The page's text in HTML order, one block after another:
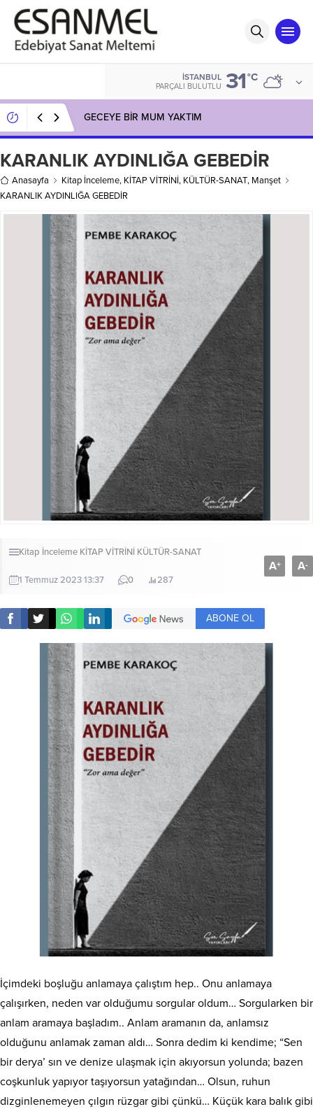
İSTANBUL
PARÇALI BULUTLU 31°C
GECEYE BİR MUM YAKTIM
KARANLIK AYDINLIĞA GEBEDİR
Anasayfa Kitap İnceleme, KİTAP VİTRİNİ, KÜLTÜR-SANAT, Manşet
KARANLIK AYDINLIĞA GEBEDİR
Kitap İnceleme KİTAP VİTRİNİ KÜLTÜR-SANAT
1 Temmuz 2023 13:37 0 287
A+ A-
ABONE OL
İçimdeki boşluğu anlamaya çalıştım hep.. Onu anlamaya
çalışırken, neden var olduğumu sorgular oldum… Sorgularken bir
anlam aramaya başladım.. Anlam aramanın da, anlamsız
olduğunu anlamak zaman aldı… Sonra dedim ki kendime; “Sen
bir derya’ sın ve denize ulaşmak için akıyorsun yolunda; bazen
coşkunluk yapıyor taşıyorsun yatağından… Olsun, ruhun
dizginlenemeyen çılgın rüzgar gibi çünkü… Küçük kara balık gibi